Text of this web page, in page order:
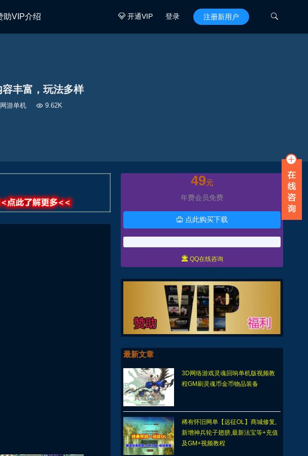
开通VIP 登录 注册新用户 
助VIP介绍
丰富，玩法多样
网游单机  9.62K
49元
年费会员免费
 点此购买下载
 QQ在线咨询
最新文章
3D网络游戏灵魂回响单机版视频教
程GM刷灵魂币金币物品装备
稀有怀旧网单【远征OL】商城修复,
新增神兵轮子翅膀,最新法宝等+充值
及GM+视频教程